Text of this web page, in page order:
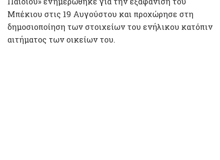
Μπέκιου στις 19 Αυγούστου και προχώρησε στη
δημοσιοποίηση των στοιχείων του ενήλικου κατόπιν
αιτήματος των οικείων του.